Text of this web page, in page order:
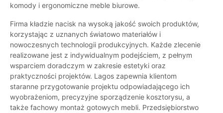
komody i ergonomiczne meble biurowe.
Firma kładzie nacisk na wysoką jakość swoich produktów,
korzystając z uznanych światowo materiałów i
nowoczesnych technologii produkcyjnych. Każde zlecenie
realizowane jest z indywidualnym podejściem, z pełnym
wsparciem doradczym w zakresie estetyki oraz
praktyczności projektów. Lagos zapewnia klientom
staranne przygotowanie projektu odpowiadającego ich
wyobrażeniom, precyzyjne sporządzenie kosztorysu, a
także fachowy montaż gotowych mebli. Przedsiębiorstwo